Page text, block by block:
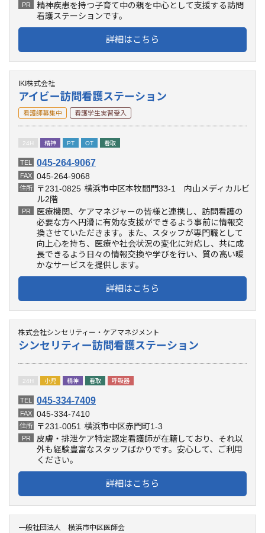
PR
精神疾患を持つ子育て中の親を中心として支援する訪問
看護ステーションです。
詳細はこちら
IKI株式会社
アイビー訪問看護ステーション
看護師募集中 看護学生実習受入
24H 精神 PT OT 看取
TEL 045-264-9067
FAX 045-264-9068
住所 〒231-0825 横浜市中区本牧間門33-1 内山メディカルビ
ル2階
PR
医療機関、ケアマネジャーの皆様と連携し、訪問看護の
必要な方へ円滑に有効な支援ができるよう事前に情報交
換させていただきます。また、スタッフが専門職として
向上心を持ち、医療や社会状況の変化に対応し、共に成
長できるよう日々の情報交換や学びを行い、質の高い暖
かなサービスを提供します。
詳細はこちら
株式会社シンセリティー・ケアマネジメント
シンセリティー訪問看護ステーション
24H 小児 精神 看取 呼吸器
TEL 045-334-7409
FAX 045-334-7410
住所 〒231-0051 横浜市中区赤門町1-3
PR
皮膚・排泄ケア特定認定看護師が在籍しており、それ以
外も経験豊富なスタッフばかりです。安心して、ご利用
ください。
詳細はこちら
一般社団法人 横浜市中区医師会